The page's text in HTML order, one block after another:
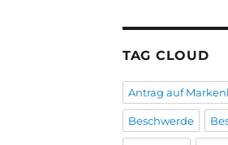
TAG CLOUD
Antrag auf
Beschwerde